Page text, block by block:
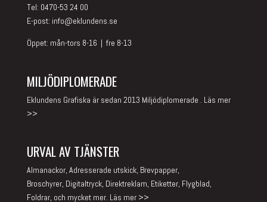
Tel: 0470-53 24 00
E-post: info@eklundens.se
Öppet: mån-tors 8-16 | fre 8-13
MILJÖDIPLOMERADE
Eklundens Grafiska är sedan 2013 Miljödiplomerade . Läs mer
>>
URVAL AV TJÄNSTER
Almanackor, Adresserade utskick, Brevpapper,
Broschyrer, Digitaltryck, Direktreklam, Etiketter, Flygblad,
Foldrar, och mycket mer. Läs mer >>